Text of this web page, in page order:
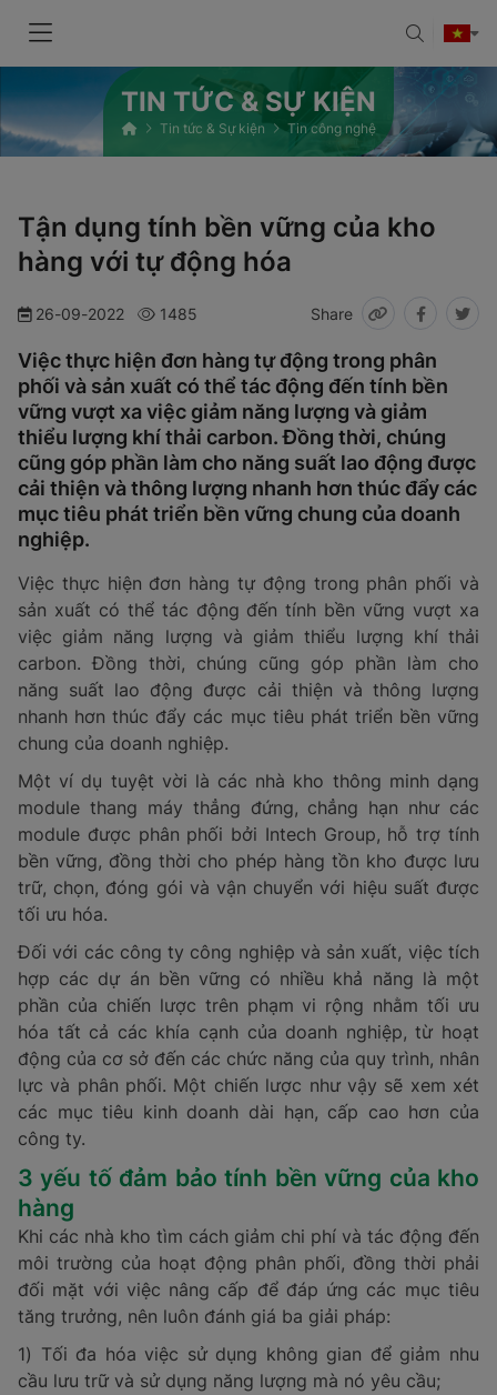
TIN TỨC & SỰ KIỆN
Tin tức & Sự kiện Tin công nghệ
Tận dụng tính bền vững của kho
hàng với tự động hóa
26-09-2022 1485 Share
Việc thực hiện đơn hàng tự động trong phân
phối và sản xuất có thể tác động đến tính bền
vững vượt xa việc giảm năng lượng và giảm
thiểu lượng khí thải carbon. Đồng thời, chúng
cũng góp phần làm cho năng suất lao động được
cải thiện và thông lượng nhanh hơn thúc đẩy các
mục tiêu phát triển bền vững chung của doanh
nghiệp.
Việc thực hiện đơn hàng tự động trong phân phối và
sản xuất có thể tác động đến tính bền vững vượt xa
việc giảm năng lượng và giảm thiểu lượng khí thải
carbon. Đồng thời, chúng cũng góp phần làm cho
năng suất lao động được cải thiện và thông lượng
nhanh hơn thúc đẩy các mục tiêu phát triển bền vững
chung của doanh nghiệp.
Một ví dụ tuyệt vời là các nhà kho thông minh dạng
module thang máy thẳng đứng, chẳng hạn như các
module được phân phối bởi Intech Group, hỗ trợ tính
bền vững, đồng thời cho phép hàng tồn kho được lưu
trữ, chọn, đóng gói và vận chuyển với hiệu suất được
tối ưu hóa.
Đối với các công ty công nghiệp và sản xuất, việc tích
hợp các dự án bền vững có nhiều khả năng là một
phần của chiến lược trên phạm vi rộng nhằm tối ưu
hóa tất cả các khía cạnh của doanh nghiệp, từ hoạt
động của cơ sở đến các chức năng của quy trình, nhân
lực và phân phối. Một chiến lược như vậy sẽ xem xét
các mục tiêu kinh doanh dài hạn, cấp cao hơn của
công ty.
3 yếu tố đảm bảo tính bền vững của kho
hàng
Khi các nhà kho tìm cách giảm chi phí và tác động đến
môi trường của hoạt động phân phối, đồng thời phải
đối mặt với việc nâng cấp để đáp ứng các mục tiêu
tăng trưởng, nên luôn đánh giá ba giải pháp:
1) Tối đa hóa việc sử dụng không gian để giảm nhu
cầu lưu trữ và sử dụng năng lượng mà nó yêu cầu;